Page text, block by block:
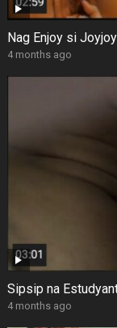
Nag Enjoy si
4 months ago
Sipsip na
4 months ago